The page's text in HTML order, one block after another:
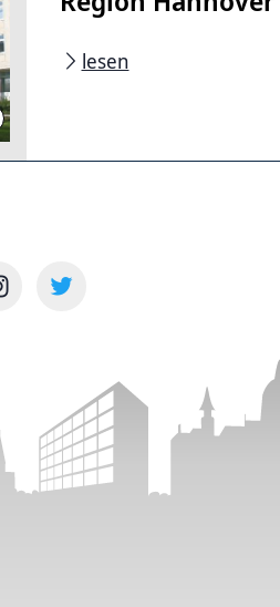
Stahl, Region Hannover
lesen